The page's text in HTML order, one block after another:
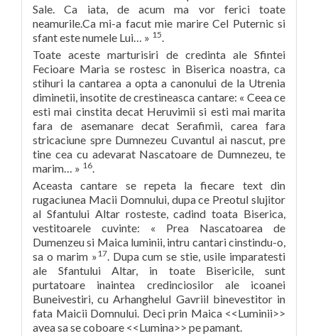
Sale. Ca iata, de acum ma vor ferici toate
neamurile.Ca mi-a facut mie marire Cel Puternic si
sfant este numele Lui… » 15.
Toate aceste marturisiri de credinta ale Sfintei
Fecioare Maria se rostesc in Biserica noastra, ca
stihuri la cantarea a opta a canonului de la Utrenia
diminetii, insotite de crestineasca cantare: « Ceea ce
esti mai cinstita decat Heruvimii si esti mai marita
fara de asemanare decat Serafimii, carea fara
stricaciune spre Dumnezeu Cuvantul ai nascut, pre
tine cea cu adevarat Nascatoare de Dumnezeu, te
marim… » 16.
Aceasta cantare se repeta la fiecare text din
rugaciunea Macii Domnului, dupa ce Preotul slujitor
al Sfantului Altar rosteste, cadind toata Biserica,
vestitoarele cuvinte: « Prea Nascatoarea de
Dumenzeu si Maica luminii, intru cantari cinstindu-o,
sa o marim »17. Dupa cum se stie, usile imparatesti
ale Sfantului Altar, in toate Bisericile, sunt
purtatoare inaintea credinciosilor ale icoanei
Buneivestiri, cu Arhanghelul Gavriil binevestitor in
fata Maicii Domnului. Deci prin Maica <<Luminii>>
avea sa se coboare <<Lumina>> pe pamant.